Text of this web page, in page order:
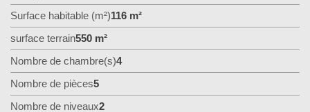
Surface habitable (m²)116 m²
surface terrain550 m²
Nombre de chambre(s)4
Nombre de pièces5
Nombre de niveaux2